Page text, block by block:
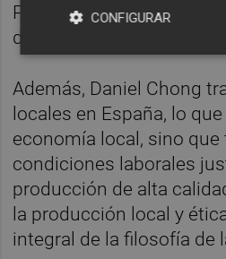
PET recicladas ayudan a
de plástico en los
Además, Daniel Chong
locales en España, lo
economía local, sino
condiciones laborales
producción de alta
la producción local y
integral de la filosofía de
CONFIGURAR